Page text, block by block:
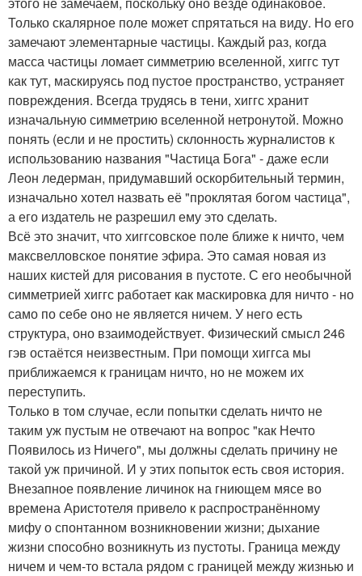
Только скалярное поле может спрятаться на виду. Но его
замечают элементарные частицы. Каждый раз, когда
масса частицы ломает симметрию вселенной, хиггс тут
как тут, маскируясь под пустое пространство, устраняет
повреждения. Всегда трудясь в тени, хиггс хранит
изначальную симметрию вселенной нетронутой. Можно
понять (если и не простить) склонность журналистов к
использованию названия "Частица Бога" - даже если
Леон ледерман, придумавший оскорбительный термин,
изначально хотел назвать её "проклятая богом частица",
а его издатель не разрешил ему это сделать.
Всё это значит, что хиггсовское поле ближе к ничто, чем
максвелловское понятие эфира. Это самая новая из
наших кистей для рисования в пустоте. С его необычной
симметрией хиггс работает как маскировка для ничто - но
само по себе оно не является ничем. У него есть
структура, оно взаимодействует. Физический смысл 246
гэв остаётся неизвестным. При помощи хиггса мы
приближаемся к границам ничто, но не можем их
переступить.
Только в том случае, если попытки сделать ничто не
таким уж пустым не отвечают на вопрос "как Нечто
Появилось из Ничего", мы должны сделать причину не
такой уж причиной. И у этих попыток есть своя история.
Внезапное появление личинок на гниющем мясе во
времена Аристотеля привело к распространённому
мифу о спонтанном возникновении жизни; дыхание
жизни способно возникнуть из пустоты. Граница между
ничем и чем-то встала рядом с границей между жизнью и